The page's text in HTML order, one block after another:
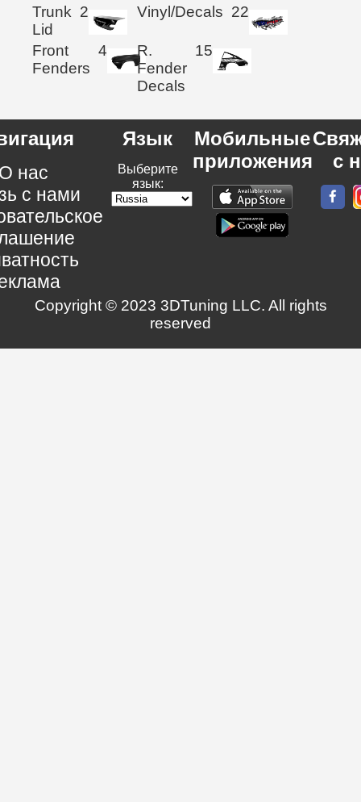
Trunk
Lid
2 Vinyl/Decals 22
Front
Fenders
4
R.
Fender
Decals
15
нас
с нами
Язык
Выберите
язык:
Мобильные
приложения
с
Copyright © 2023 3DTuning LLC. All rights
reserved